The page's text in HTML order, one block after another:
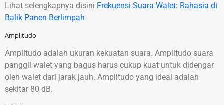
Lihat selengkapnya disini Frekuensi Suara Walet: Rahasia di
Balik Panen Berlimpah
Amplitudo
Amplitudo adalah ukuran kekuatan suara. Amplitudo suara
panggil walet yang bagus harus cukup kuat untuk didengar
oleh walet dari jarak jauh. Amplitudo yang ideal adalah
sekitar 80 dB.